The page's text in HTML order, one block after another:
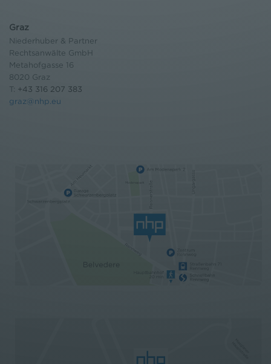
Graz
Niederhuber & Partner
Rechtsanwälte GmbH
Metahofgasse 16
8020 Graz
T: +43 316 207 383
graz@nhp.eu